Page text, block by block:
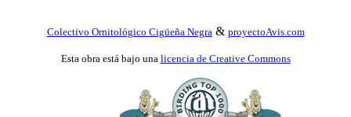
Colectivo Ornitológico Cigüeña Negra & proyectoAvis.com
Esta obra está bajo una licencia de Creative Commons